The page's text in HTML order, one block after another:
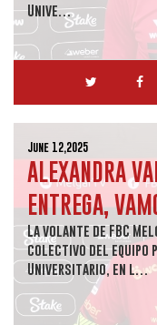
Unive…
June 12,2025
ALEXANDRA
ENTREGA,
La volante de FBC
colectivo del equipo
Universitario, en l…